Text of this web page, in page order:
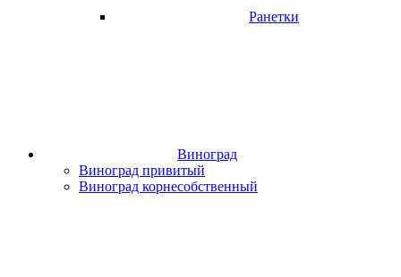
Ранетки
Виноград
Виноград привитый
Виноград корнесобственный